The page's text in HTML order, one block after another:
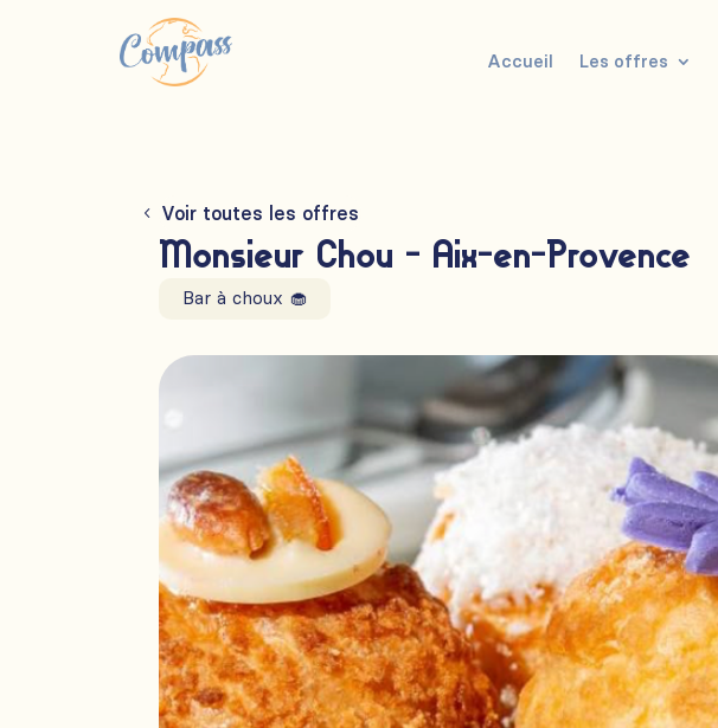
Accueil Les offres
Voir toutes les offres
Monsieur Chou - Aix-en-Provence
Bar à choux 🧁